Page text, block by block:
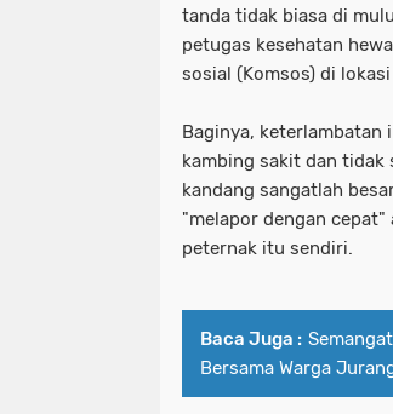
tanda tidak biasa di
petugas kesehatan
sosial (Komsos) di
Baginya,
kambing sakit dan tidak
kandang sangatlah
"melapor dengan
peternak itu sendiri.
Baca Juga :
Bersama Warga